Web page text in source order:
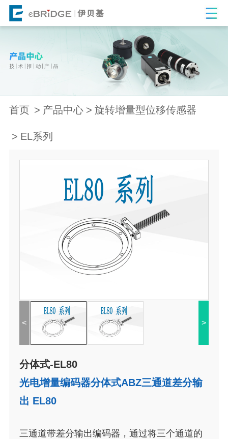
首页 产品中心 旋转增量型位移传感器
EL系列
< >
分体式-EL80
光电增量编码器分体式ABZ三通道差分输
出 EL80
三通道带差分输出编码器，通过将三个通道的